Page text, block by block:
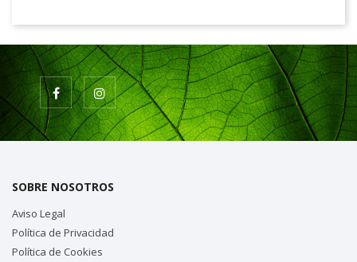
SOBRE NOSOTROS
Aviso Legal
Política de Privacidad
Política de Cookies